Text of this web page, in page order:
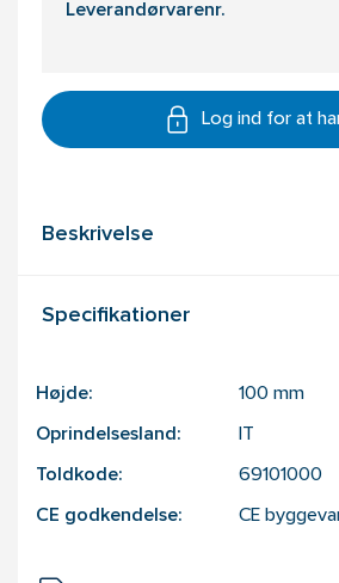
Leverandørvarenr.
Log ind for at
Beskrivelse
Specifikationer
Højde: 100 mm
Oprindelsesland:
Toldkode: 69101000
CE godkendelse: CE